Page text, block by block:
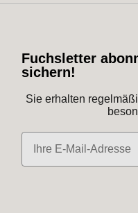
Fuchsletter
sichern!
Sie erhalten
E-Mail